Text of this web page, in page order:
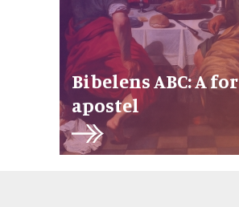
Bibelens ABC: A for
apostel